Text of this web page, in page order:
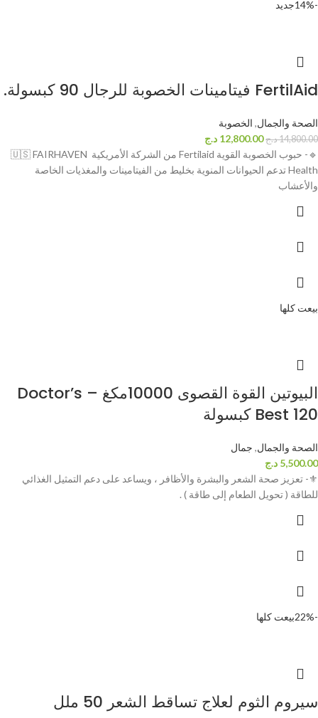
-14% جديد
FertilAid فيتامينات الخصوبة للرجال 90 كبسولة.
الصحة والجمال, الخصوبة
14,800.00د.ج 12,800.00 د.ج
🔹️- حبوب الخصوبة القوية Fertilaid من الشركة الأمريكية 🇺🇸 FAIRHAVEN
Health تدعم الحيوانات المنوية بخليط من الفيتامينات والمغذيات الخاصة
والأعشاب
بيعت كلها
البيوتين القوة القصوى 10000مكغ – Doctor’s
Best 120 كبسولة
الصحة والجمال, جمال
5,500.00 د.ج
⚜- تعزيز صحة الشعر والبشرة والأظافر ، ويساعد على دعم التمثيل الغذائي
للطاقة ( تحويل الطعام إلى طاقة ) .
-22% بيعت كلها
سيروم الثوم لعلاج تساقط الشعر 50 ملل